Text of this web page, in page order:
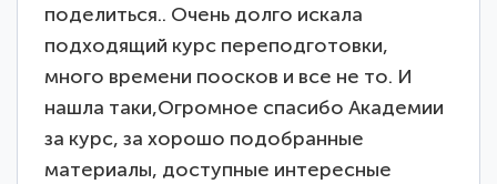
поделиться.. Очень долго искала
подходящий курс переподготовки,
много времени поосков и все не то. И
нашла таки,Огромное спасибо Академии
за курс, за хорошо подобранные
материалы, доступные интересные